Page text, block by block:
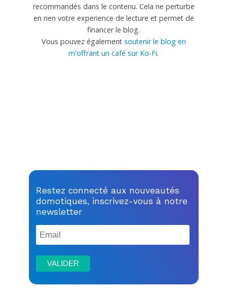
recommandés dans le contenu. Cela ne perturbe
en rien votre experience de lecture et permet de
financer le blog.
Vous pouvez également soutenir le blog en
m'offrant un café sur Ko-Fi.
Restez connecté aux nouveautés
domotiques, inscrivez-vous à notre
newsletter